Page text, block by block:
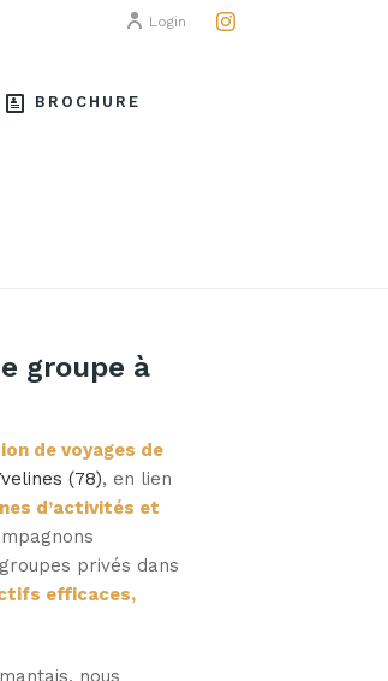
Login
BROCHURE
groupe à
de voyages de
(78), en lien
d’activités et
privés dans
efficaces,
nous